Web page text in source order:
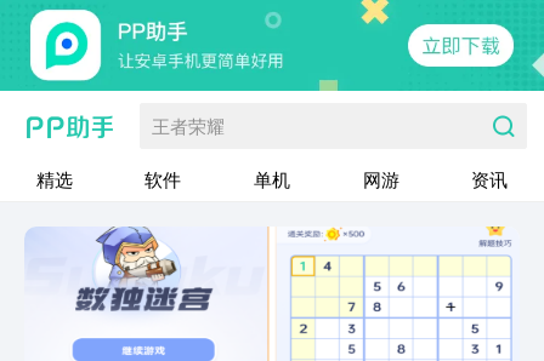
王者荣耀
精选 软件 单机 网游 资讯